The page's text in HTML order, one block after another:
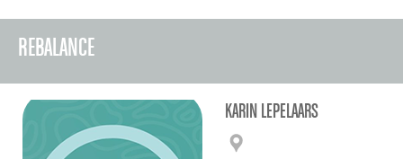
REBALANCE
KARIN LEPELAARS